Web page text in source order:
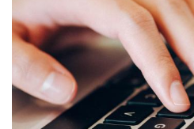
Przepisy
kulinarne
Kobiece
Wyznania